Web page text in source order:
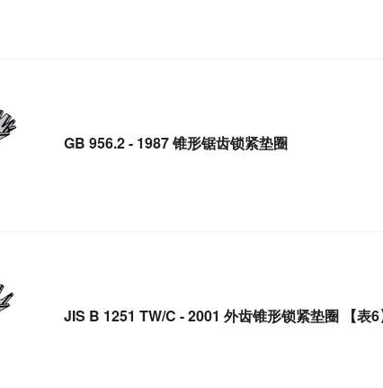
GB 956.2 - 1987 锥形锯齿锁紧垫圈
JIS B 1251 TW/C - 2001 外齿锥形锁紧垫圈 【表